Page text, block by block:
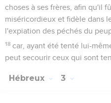
choses à ses frères, afin qu'il
miséricordieux et fidèle dans
l'expiation des péchés du
18 car, ayant été tenté lui-
peut secourir ceux qui sont
Hébreux 3